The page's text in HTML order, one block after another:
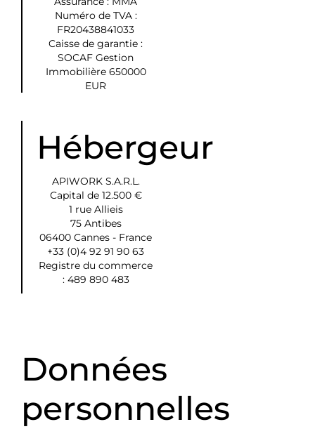
Numéro de TVA :
FR20438841033
Caisse de garantie :
SOCAF Gestion
Immobilière 650000
EUR
Hébergeur
APIWORK S.A.R.L.
Capital de 12.500 €
1 rue Allieis
75 Antibes
06400 Cannes - France
+33 (0)4 92 91 90 63
Registre du commerce
: 489 890 483
Données
personnelles